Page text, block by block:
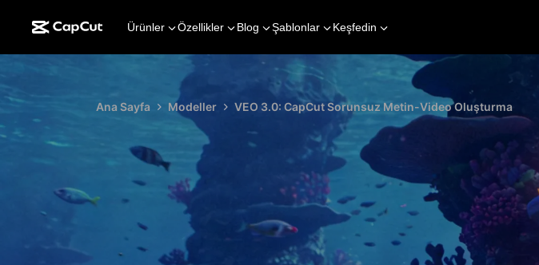
Ürünler Özellikler Blog Şablonlar Keşfedin
Ana Sayfa Modeller VEO 3.0: CapCut Sorunsuz Metin-Video Oluşturma